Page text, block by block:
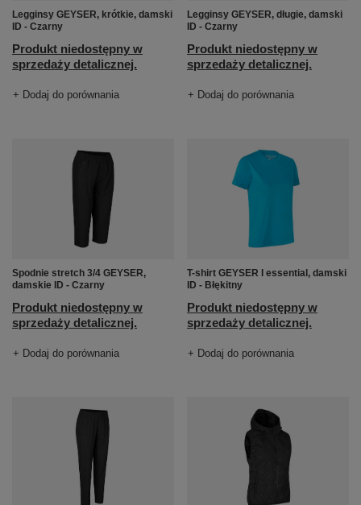
Legginsy GEYSER, krótkie, damski
ID - Czarny
Produkt niedostępny w
sprzedaży detalicznej.
+ Dodaj do porównania
Legginsy GEYSER, długie, damski
ID - Czarny
Produkt niedostępny w
sprzedaży detalicznej.
+ Dodaj do porównania
Spodnie stretch 3/4 GEYSER,
damskie ID - Czarny
Produkt niedostępny w
sprzedaży detalicznej.
+ Dodaj do porównania
T-shirt GEYSER I essential, damski
ID - Błękitny
Produkt niedostępny w
sprzedaży detalicznej.
+ Dodaj do porównania